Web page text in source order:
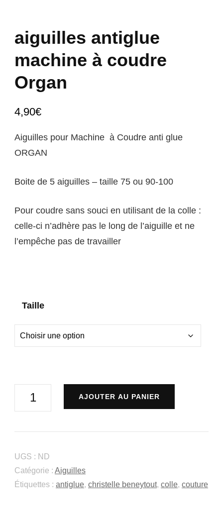
aiguilles antiglue
machine à coudre
Organ
4,90€
Aiguilles pour Machine à Coudre anti glue
ORGAN
Boite de 5 aiguilles – taille 75 ou 90-100
Pour coudre sans souci en utilisant de la colle :
celle-ci n’adhère pas le long de l’aiguille et ne
l’empêche pas de travailler
Taille
quantité
machine
à
coudre
AJOUTER AU PANIER
UGS : ND
Catégorie : Aiguilles
Étiquettes : antiglue, christelle beneytout, colle, couture